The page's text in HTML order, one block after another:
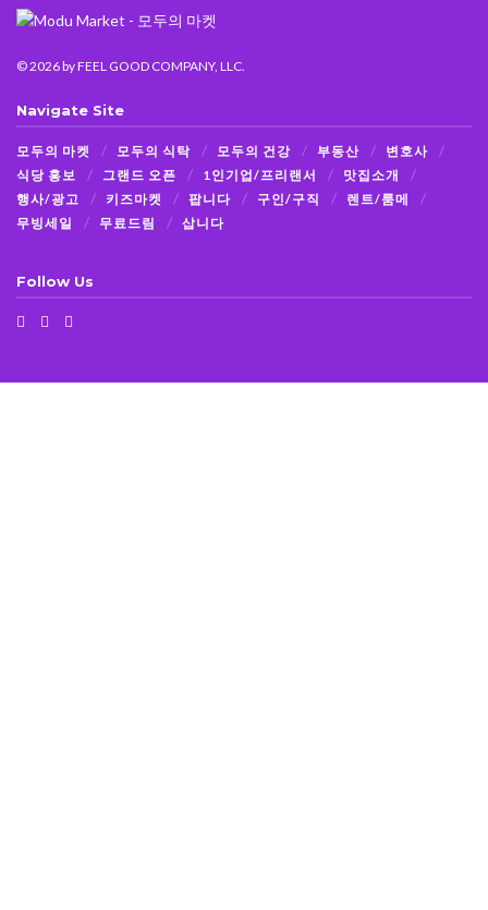
© 2026by FEEL GOOD COMPANY, LLC.
Navigate Site
모두의 마켓 모두의 식탁 모두의 건강 부동산
변호사
식당 홍보
그랜드 오픈 1인기업/프리랜서
맛집소개
행사/광고
키즈마켓 팝니다 구인/구직
렌트/룸메
무빙세일
무료드림 삽니다
Follow Us